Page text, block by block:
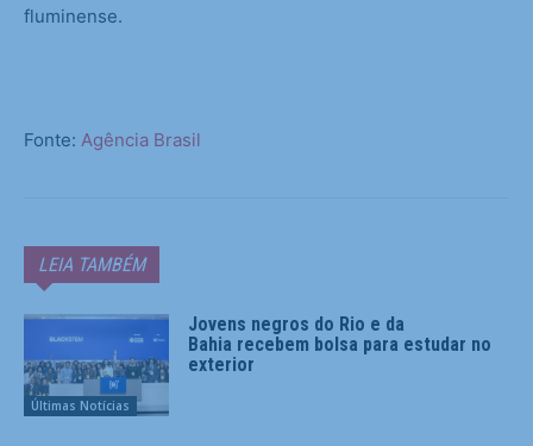
fluminense.
Fonte: Agência Brasil
LEIA TAMBÉM
Últimas Notícias
Jovens negros do Rio e da
Bahia recebem bolsa para estudar no
exterior